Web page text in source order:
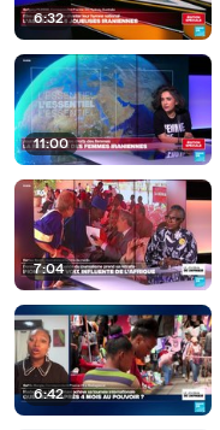
6:32
11:00
7:04
6:42